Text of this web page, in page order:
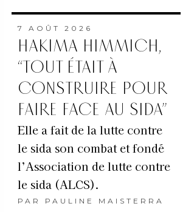
7 AOÛT 2026
HAKIMA HIMMICH,
“TOUT ÉTAIT À
CONSTRUIRE POUR
FAIRE FACE AU SIDA”
Elle a fait de la lutte contre
le sida son combat et fondé
l’Association de lutte contre
le sida (ALCS).
PAR PAULINE MAISTERRA